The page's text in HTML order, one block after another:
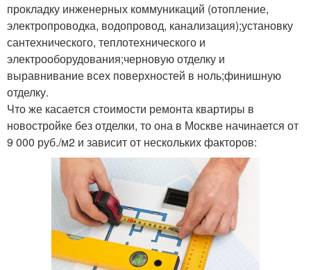
прокладку инженерных коммуникаций (отопление,
электропроводка, водопровод, канализация);установку
сантехнического, теплотехнического и
электрооборудования;черновую отделку и
выравнивание всех поверхностей в ноль;финишную
отделку.
Что же касается стоимости ремонта квартиры в
новостройке без отделки, то она в Москве начинается от
9 000 руб./м2 и зависит от нескольких факторов: